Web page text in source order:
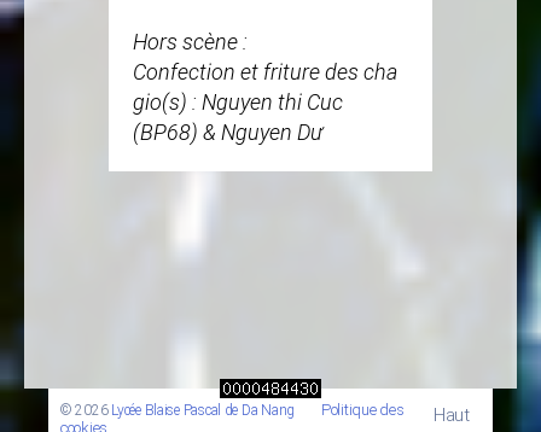
Hors scène :
Confection et friture des cha
gio(s) : Nguyen thi Cuc
(BP68) & Nguyen Dư
© 2026 Lycée Blaise Pascal de Da Nang
Politique des
cookies
Haut